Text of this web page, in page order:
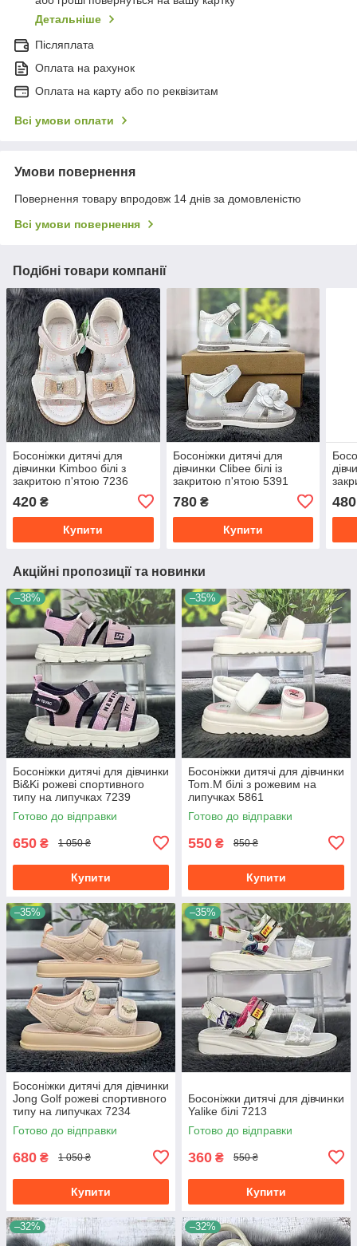
Детальніше
Післяплата
Оплата на рахунок
Оплата на карту або по реквізитам
Всі умови оплати
Умови повернення
Повернення товару впродовж 14 днів за домовленістю
Всі умови повернення
Подібні товари компанії
Босоніжки дитячі для
дівчинки Kimboo білі з
закритою п'ятою 7236
420 ₴
Купити
Босоніжки дитячі для
дівчинки Clibee білі із
закритою п'ятою 5391
780₴
Купити
480
Акційні пропозиції та новинки
–38%
Босоніжки дитячі для дівчинки
Bi&Ki рожеві спортивного
типу на липучках 7239
Готово до відправки
650 ₴ 1 050 ₴
Купити
–35%
Босоніжки дитячі для дівчинки
Tom.M білі з рожевим на
липучках 5861
Готово до відправки
550 ₴ 850 ₴
Купити
–35%
Босоніжки дитячі для дівчинки
Jong Golf рожеві спортивного
типу на липучках 7234
Готово до відправки
680 ₴ 1 050 ₴
Купити
–35%
Босоніжки дитячі для дівчинки
Yalike білі 7213
Готово до відправки
360 ₴ 550 ₴
Купити
–32% –32%